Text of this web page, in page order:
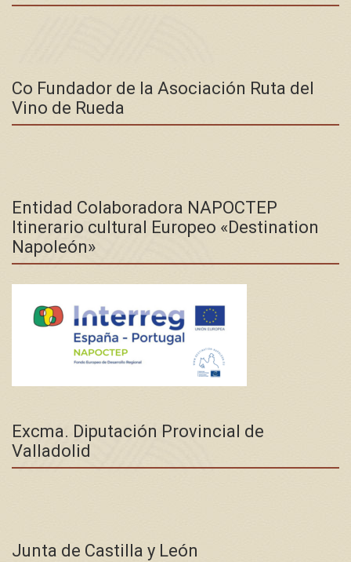
Co Fundador de la Asociación Ruta del
Vino de Rueda
Entidad Colaboradora NAPOCTEP
Itinerario cultural Europeo «Destination
Napoleón»
Excma. Diputación Provincial de
Valladolid
Junta de Castilla y León